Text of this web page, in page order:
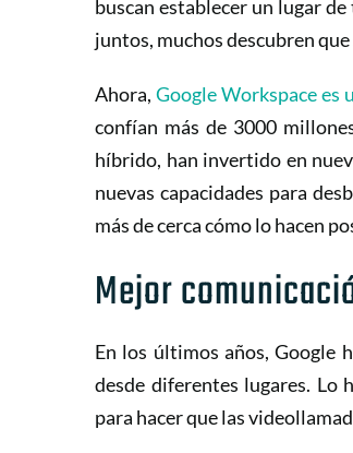
buscan establecer un lugar
juntos, muchos descubren
Ahora,Google Workspace es
confían más de 3000
híbrido, han invertido en
nuevas capacidades para
más de cerca cómo lo hacen
Mejor
En los últimos años, Google
desde diferentes lugares. Lo
para hacer que las